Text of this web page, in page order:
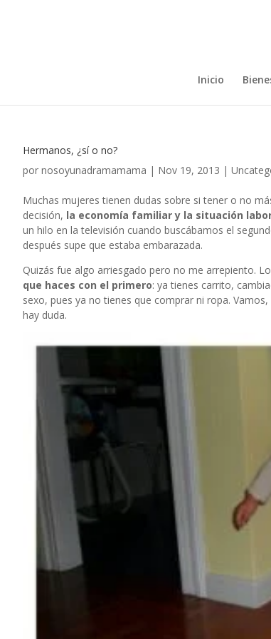
Inicio
Hermanos, ¿sí o no?
por nosoyunadramamama | Nov 19, 2013 |
Muchas mujeres tienen dudas sobre si tener o no
decisión, la economía familiar y la situación
un hilo en la televisión cuando buscábamos el
después supe que estaba embarazada.
Quizás fue algo arriesgado pero no me arrepiento.
que haces con el primero: ya tienes carrito,
sexo, pues ya no tienes que comprar ni ropa.
hay duda.